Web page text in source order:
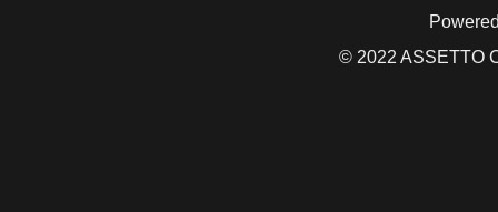
© 2022 ASSETTO